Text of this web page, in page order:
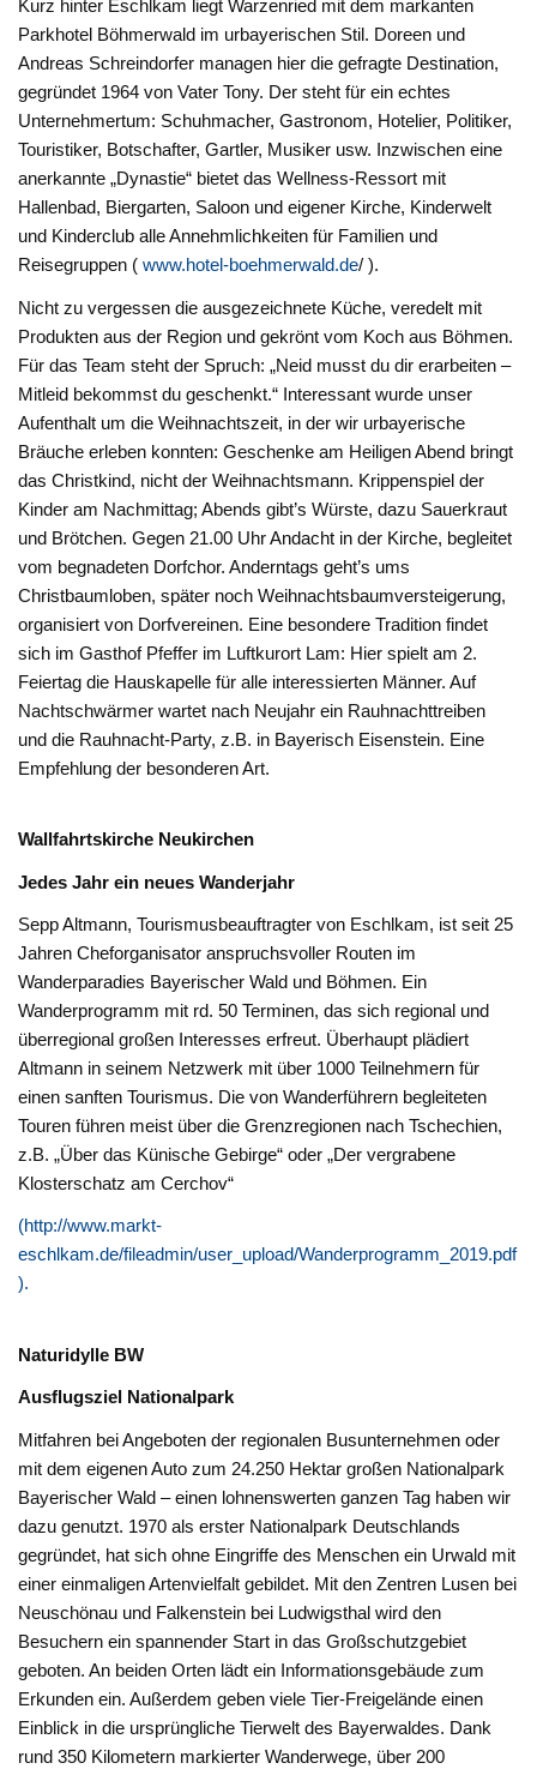
Kurz hinter Eschlkam liegt Warzenried mit dem markanten
Parkhotel Böhmerwald im urbayerischen Stil. Doreen und
Andreas Schreindorfer managen hier die gefragte Destination,
gegründet 1964 von Vater Tony. Der steht für ein echtes
Unternehmertum: Schuhmacher, Gastronom, Hotelier, Politiker,
Touristiker, Botschafter, Gartler, Musiker usw. Inzwischen eine
anerkannte „Dynastie“ bietet das Wellness-Ressort mit
Hallenbad, Biergarten, Saloon und eigener Kirche, Kinderwelt
und Kinderclub alle Annehmlichkeiten für Familien und
Reisegruppen (www.hotel-boehmerwald.de/ ).
Nicht zu vergessen die ausgezeichnete Küche, veredelt mit
Produkten aus der Region und gekrönt vom Koch aus Böhmen.
Für das Team steht der Spruch: „Neid musst du dir erarbeiten –
Mitleid bekommst du geschenkt.“ Interessant wurde unser
Aufenthalt um die Weihnachtszeit, in der wir urbayerische
Bräuche erleben konnten: Geschenke am Heiligen Abend bringt
das Christkind, nicht der Weihnachtsmann. Krippenspiel der
Kinder am Nachmittag; Abends gibt’s Würste, dazu Sauerkraut
und Brötchen. Gegen 21.00 Uhr Andacht in der Kirche, begleitet
vom begnadeten Dorfchor. Anderntags geht’s ums
Christbaumloben, später noch Weihnachtsbaumversteigerung,
organisiert von Dorfvereinen. Eine besondere Tradition findet
sich im Gasthof Pfeffer im Luftkurort Lam: Hier spielt am 2.
Feiertag die Hauskapelle für alle interessierten Männer. Auf
Nachtschwärmer wartet nach Neujahr ein Rauhnachttreiben
und die Rauhnacht-Party, z.B. in Bayerisch Eisenstein. Eine
Empfehlung der besonderen Art.
Wallfahrtskirche Neukirchen
Jedes Jahr ein neues Wanderjahr
Sepp Altmann, Tourismusbeauftragter von Eschlkam, ist seit 25
Jahren Cheforganisator anspruchsvoller Routen im
Wanderparadies Bayerischer Wald und Böhmen. Ein
Wanderprogramm mit rd. 50 Terminen, das sich regional und
überregional großen Interesses erfreut. Überhaupt plädiert
Altmann in seinem Netzwerk mit über 1000 Teilnehmern für
einen sanften Tourismus. Die von Wanderführern begleiteten
Touren führen meist über die Grenzregionen nach Tschechien,
z.B. „Über das Künische Gebirge“ oder „Der vergrabene
Klosterschatz am Cerchov“
(http://www.markt-
eschlkam.de/fileadmin/user_upload/Wanderprogramm_2019.pdf
).
Naturidylle BW
Ausflugsziel Nationalpark
Mitfahren bei Angeboten der regionalen Busunternehmen oder
mit dem eigenen Auto zum 24.250 Hektar großen Nationalpark
Bayerischer Wald – einen lohnenswerten ganzen Tag haben wir
dazu genutzt. 1970 als erster Nationalpark Deutschlands
gegründet, hat sich ohne Eingriffe des Menschen ein Urwald mit
einer einmaligen Artenvielfalt gebildet. Mit den Zentren Lusen bei
Neuschönau und Falkenstein bei Ludwigsthal wird den
Besuchern ein spannender Start in das Großschutzgebiet
geboten. An beiden Orten lädt ein Informationsgebäude zum
Erkunden ein. Außerdem geben viele Tier-Freigelände einen
Einblick in die ursprüngliche Tierwelt des Bayerwaldes. Dank
rund 350 Kilometern markierter Wanderwege, über 200